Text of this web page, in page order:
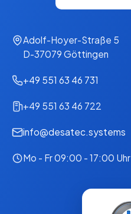
Adolf-Hoyer-Straße 5
D-37079 Göttingen
+49 551 63 46 731
+49 551 63 46 722
info@desatec.systems
Mo - Fr 09:00 - 17:00 Uhr